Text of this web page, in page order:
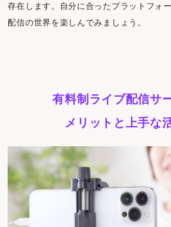
存在します。自分に合ったプラットフォ
配信の世界を楽しんでみましょう。
有料制ライブ配信サ
メリットと上手な